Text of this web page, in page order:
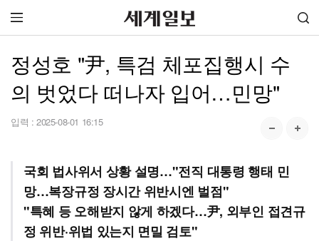
정성호 "尹, 특검 체포집행시 수
의 벗었다 떠나자 입어…민망"
입력 : 2025-08-01 16:15
국회 법사위서 상황 설명…"전직 대통령 행태 민
망…복장규정 장시간 위반시엔 벌점"
"특혜 등 오해받지 않게 하겠다…尹, 외부인 접견규
정 위반·위법 있는지 면밀 검토"